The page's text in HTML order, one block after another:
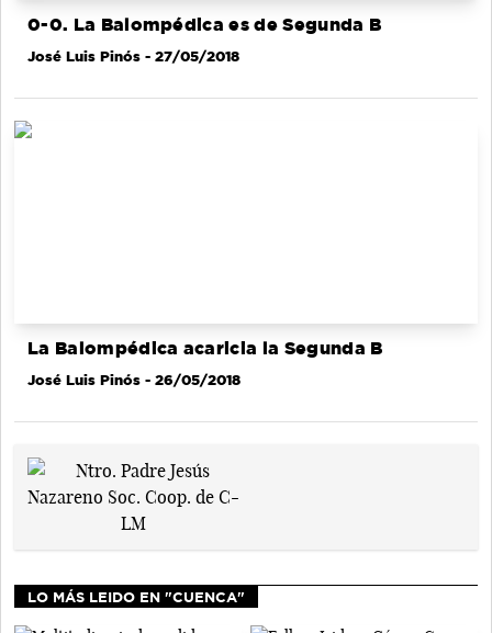
0-0. La Balompédica es de Segunda B
José Luis Pinós - 27/05/2018
La Balompédica acaricia la Segunda B
José Luis Pinós - 26/05/2018
LO MÁS LEIDO EN "CUENCA"